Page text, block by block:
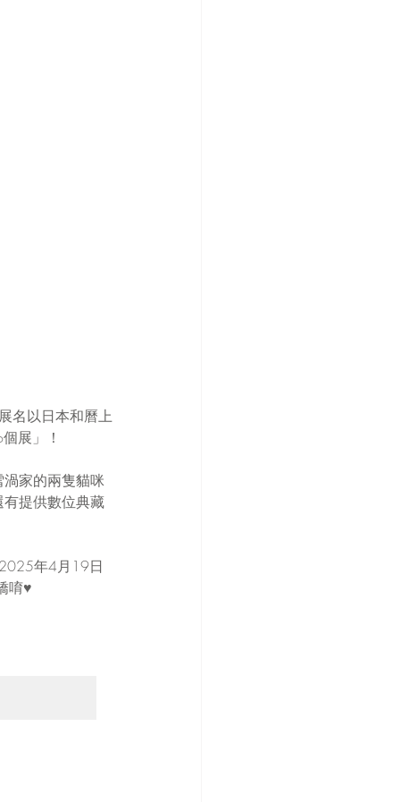
名以日本和曆上
展」！
家的兩隻貓咪
提供數位典藏
年4月19日
唷♥